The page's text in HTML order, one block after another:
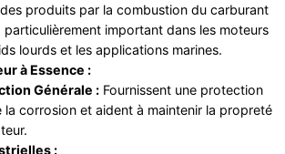
produits par la combustion du carburant
particulièrement important dans les moteurs
lourds et les applications marines.
à Essence :
Générale : Fournissent une protection
la corrosion et aident à maintenir la propreté
: